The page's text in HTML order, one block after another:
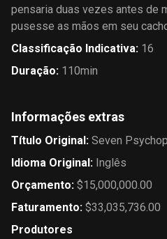
pensaria duas vezes antes de
pusesse as mãos em seu
Classificação Indicativa: 16
Duração: 110min
Informações extras
Título Original: Seven
Idioma Original: Inglês
Orçamento: $15,000,000.00
Faturamento: $33,035,736.00
Produtores